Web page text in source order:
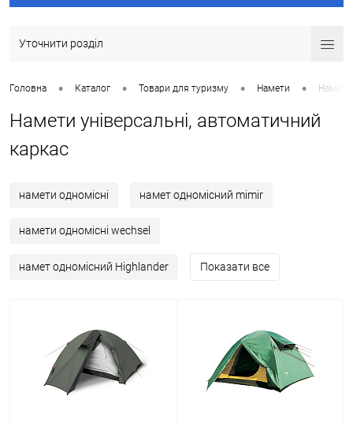
Уточнити розділ
Головна • Каталог • Товари для туризму • Намети • Намети
Намети універсальні, автоматичний
каркас
намети одномісні намет одномісний mimir
намети одномісні wechsel
намет одномісний Highlander Показати все